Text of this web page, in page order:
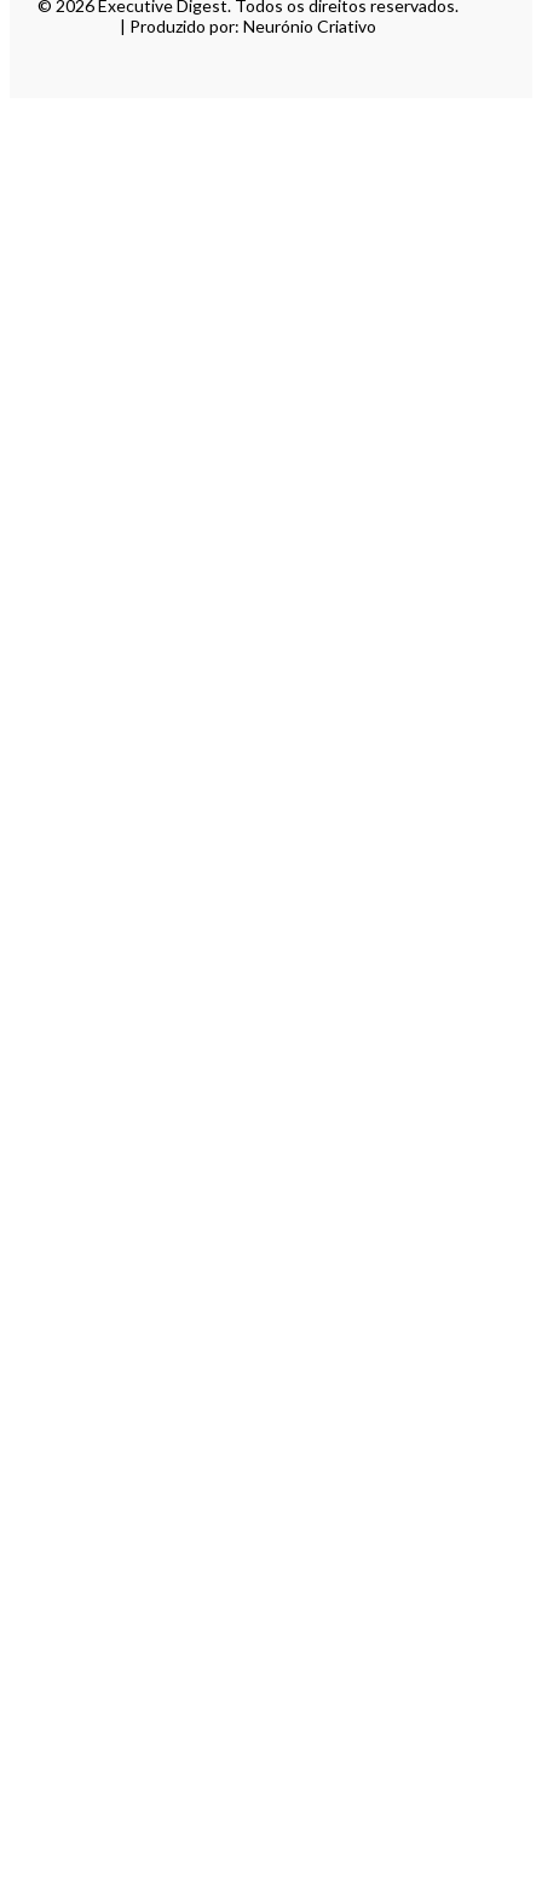
© 2026 Executive Digest. Todos os direitos reservados.
| Produzido por: Neurónio Criativo